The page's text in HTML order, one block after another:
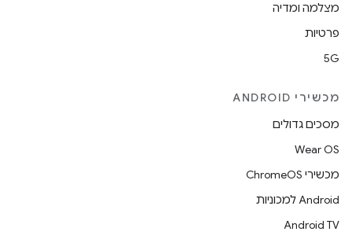
מצלמה ומדיה
פרטיות
5G
מכשירי ANDROID
מסכים גדולים
Wear OS
מכשירי ChromeOS
Android למכוניות
Android TV